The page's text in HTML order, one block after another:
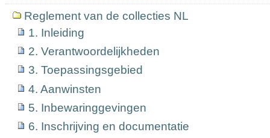
Reglement van de collecties NL
1. Inleiding
2. Verantwoordelijkheden
3. Toepassingsgebied
4. Aanwinsten
5. Inbewaringgevingen
6. Inschrijving en documentatie